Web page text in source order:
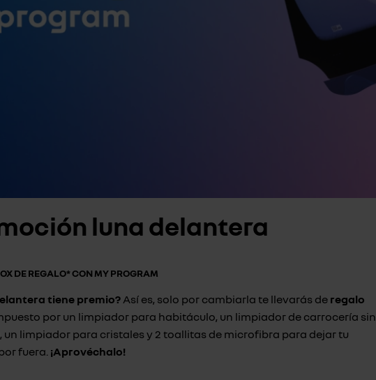
luna delantera
DE REGALO* CON MY PROGRAM
tiene premio?Así es, solo por cambiarla te llevarás de regalo
por un limpiador para habitáculo, un limpiador de carrocería sin
limpiador para cristales y 2 toallitas de microfibra para dejar tu
fuera. ¡Aprovéchalo!